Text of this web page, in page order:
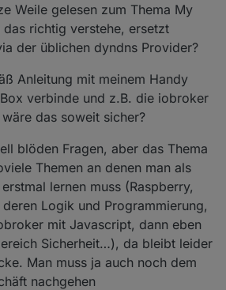
Weile gelesen zum Thema My
das richtig verstehe, ersetzt
der üblichen dyndns Provider?
Anleitung mit meinem Handy
verbinde und z.B. die iobroker
das soweit sicher?
blöden Fragen, aber das Thema
Themen an denen man als
lernen muss (Raspberry,
Logik und Programmierung,
mit Javascript, dann eben
Sicherheit…), da bleibt leider
Man muss ja auch noch dem
nachgehen